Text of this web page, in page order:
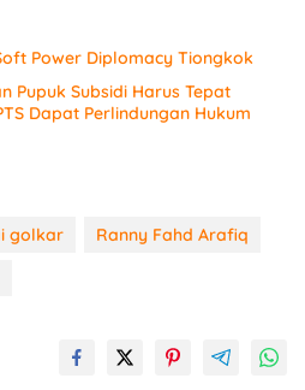
Power Diplomacy Tiongkok
Pupuk Subsidi Harus Tepat
Dapat Perlindungan Hukum
golkar
Ranny Fahd Arafiq